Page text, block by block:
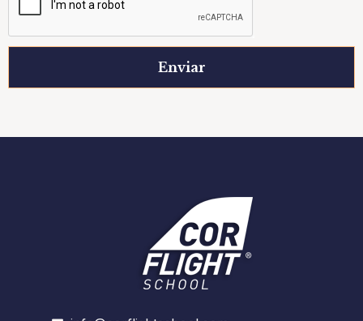
Enviar